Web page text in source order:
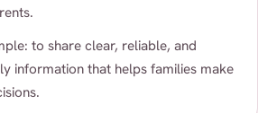
to share clear, reliable, and
information that helps families make